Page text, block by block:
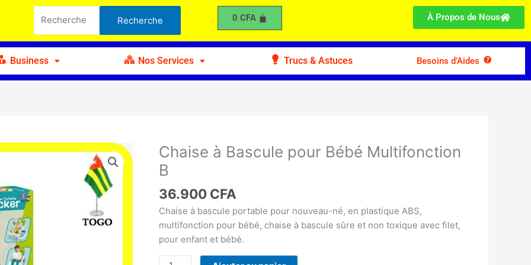
pour :
Recherche 0 CFA À Propos de Nous
Business Nos Services Trucs & Astuces Besoins d’Aides
Chaise à Bascule pour Bébé Multifonction
B
36.900 CFA
Chaise à bascule portable pour nouveau-né, en plastique ABS,
multifonction pour bébé, chaise à bascule sûre et non toxique avec filet,
pour enfant et bébé.
quantité
de
Chaise
à
Bascule
pour
Multifonction
Bébé
Multifonction
B